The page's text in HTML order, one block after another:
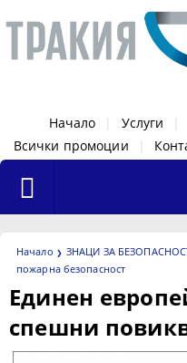
Начало Услуги
Всички промоции
Начало ЗНАЦИ ЗА
пожарна безопасност
Единен
спешни